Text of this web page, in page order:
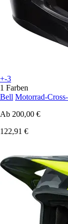
+-3
1 Farben
Bell Motorrad-
Ab 200,00 €
122,91 €